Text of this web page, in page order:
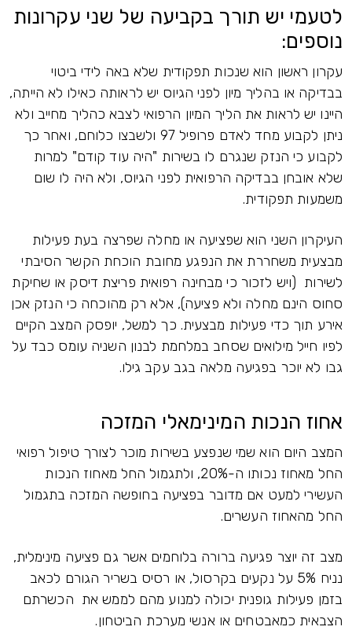
לטעמי יש תורך בקביעה של שני עקרונות
נוספים:
עקרון ראשון הוא שנכות תפקודית שלא באה לידי ביטוי
בבדיקה או בהליך מיון לפני הגיוס יש לראותה כאילו לא הייתה,
היינו יש לראות את הליך המיון הרפואי לצבא כהליך מחייב ולא
ניתן לקבוע מחד לאדם פרופיל 97 ולשבצו כלוחם, ואחר כך
לקבוע כי הנזק שנגרם לו בשירות "היה עוד קודם" למרות
שלא אובחן בבדיקה הרפואית לפני הגיוס, ולא היה לו שום
משמעות תפקודית.
העיקרון השני הוא שפציעה או מחלה שפרצה בעת פעילות
מבצעית משחררת את הנפגע מחובת הוכחת הקשר הסיבתי
לשירות (ויש לזכור כי מבחינה רפואית פריצת דיסק או שחיקת
סחוס הינם מחלה ולא פציעה), אלא רק מהוכחה כי הנזק אכן
אירע תוך כדי פעילות מבצעית. כך למשל, יופסק המצב הקיים
לפיו חייל מילואים שסחב במלחמת לבנון השניה עומס כבד על
גבו לא יוכר בפגיעה מלאה בגב עקב גילו.
אחוז הנכות המינימאלי המזכה
המצב היום הוא שמי שנפצע בשירות מוכר לצורך טיפול רפואי
החל מאחוז נכותו ה-20%, ולתגמול החל מאחוז הנכות
העשירי למעט אם מדובר בפציעה בחופשה המזכה בתגמול
החל מהאחוז העשרים.
מצב זה יוצר פגיעה ברורה בלוחמים אשר גם פציעה מינימלית,
נניח 5% על נקעים בקרסול, או רסיס בשריר הגורם לכאב
בזמן פעילות גופנית יכולה למנוע מהם לממש את הכשרתם
הצבאית כמאבטחים או אנשי מערכת הביטחון.